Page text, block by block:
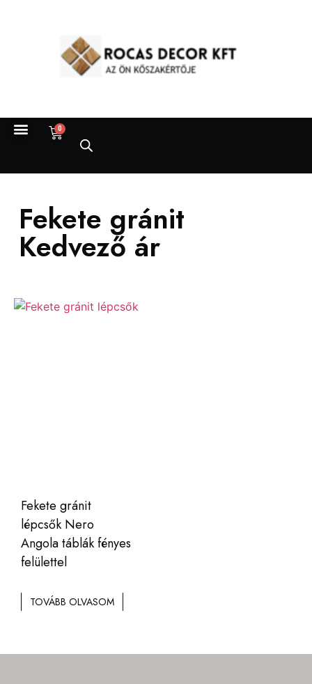
0
Fekete gránit
Kedvező ár
Fekete gránit
lépcsők Nero
Angola táblák fényes
felülettel
TOVÁBB OLVASOM